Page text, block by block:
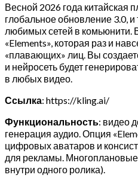
Весной 2026 года китайская
глобальное обновление 3.0,
любимых сетей в комьюнити.
«Elements», которая раз и
«плавающих» лиц. Вы
и нейросеть будет
в любых видео.
Ссылка: https://kling.ai/
Функциональность: видео
генерация аудио. Опция
цифровых аватаров и
для рекламы.
внутри одного ролика).